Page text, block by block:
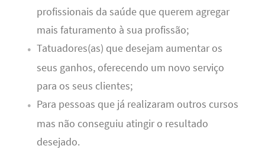
profissionais da saúde que querem agregar
mais faturamento à sua profissão;
Tatuadores(as) que desejam aumentar os
seus ganhos, oferecendo um novo serviço
para os seus clientes;
Para pessoas que já realizaram outros cursos
mas não conseguiu atingir o resultado
desejado.